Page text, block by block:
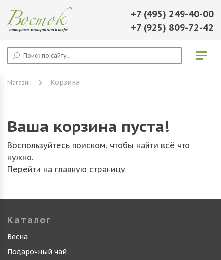
+7 (495) 249-40-00
+7 (925) 809-72-42
Магазин Корзина
Ваша корзина пуста!
Воспользуйтесь поиском, чтобы найти всё что
нужно.
Перейти на главную страницу
Каталог
Весна
Подарочный чай